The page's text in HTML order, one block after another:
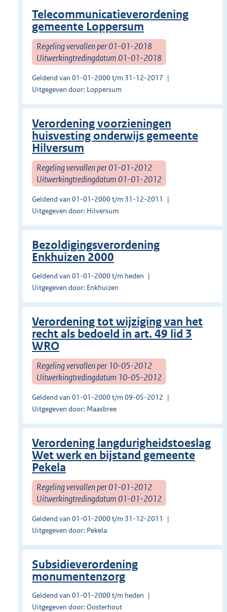
Telecommunicatieverordening
gemeente Loppersum
Regeling vervallen per 01-01-2018
Uitwerkingtredingdatum 01-01-2018
Geldend van 01-01-2000 t/m 31-12-2017
Uitgegeven door: Loppersum
Verordening voorzieningen
huisvesting onderwijs gemeente
Hilversum
Regeling vervallen per 01-01-2012
Uitwerkingtredingdatum 01-01-2012
Geldend van 01-01-2000 t/m 31-12-2011
Uitgegeven door: Hilversum
Bezoldigingsverordening
Enkhuizen 2000
Geldend van 01-01-2000 t/m heden
Uitgegeven door: Enkhuizen
Verordening tot wijziging van het
recht als bedoeld in art. 49 lid 3
WRO
Regeling vervallen per 10-05-2012
Uitwerkingtredingdatum 10-05-2012
Geldend van 01-01-2000 t/m 09-05-2012
Uitgegeven door: Maasbree
Verordening langdurigheidstoeslag
Wet werk en bijstand gemeente
Pekela
Regeling vervallen per 01-01-2012
Uitwerkingtredingdatum 01-01-2012
Geldend van 01-01-2000 t/m 31-12-2011
Uitgegeven door: Pekela
Subsidieverordening
monumentenzorg
Geldend van 01-01-2000 t/m heden
Uitgegeven door: Oosterhout